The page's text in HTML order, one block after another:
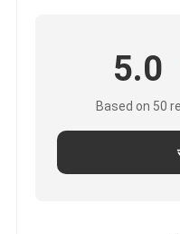
5.0
Based on 50